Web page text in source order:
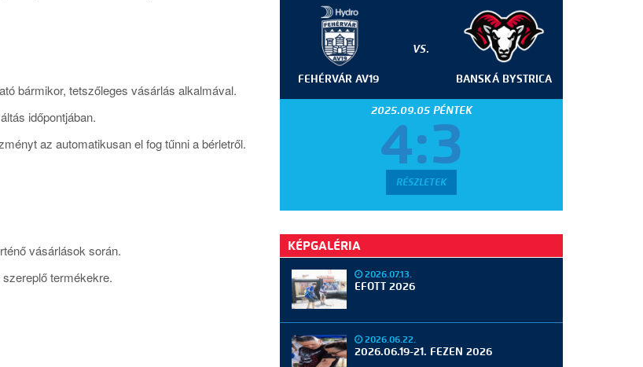
bármikor, tetszőleges vásárlás alkalmával.
időpontjában.
az automatikusan el fog tűnni a bérletről.
vásárlások során.
szereplő termékekre.
FEHÉRVÁR AV19
VS.
BANSKÁ BYSTRICA
2025.09.05 PÉNTEK
4:3
RÉSZLETEK
KÉPGALÉRIA
2026.07.13.
EFOTT 2026
2026.06.22.
2026.06.19-21. FEZEN 2026